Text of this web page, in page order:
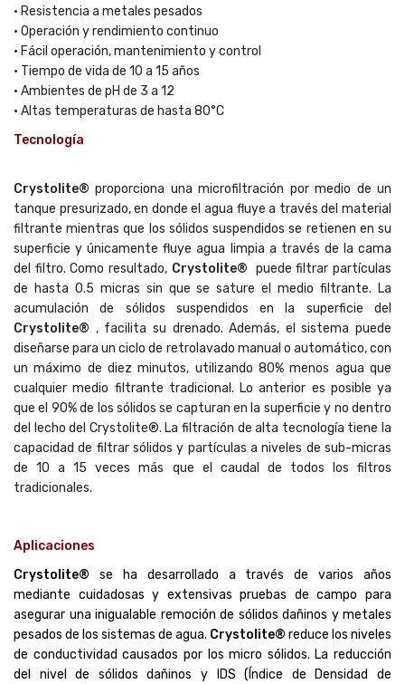
• Resistencia a metales pesados
• Operación y rendimiento continuo
• Fácil operación, mantenimiento y control
• Tiempo de vida de 10 a 15 años
• Ambientes de pH de 3 a 12
• Altas temperaturas de hasta 80°C
Tecnología
Crystolite® proporciona una microfiltración por medio de un
tanque presurizado, en donde el agua fluye a través del material
filtrante mientras que los sólidos suspendidos se retienen en su
superficie y únicamente fluye agua limpia a través de la cama
del filtro. Como resultado, Crystolite® puede filtrar partículas
de hasta 0.5 micras sin que se sature el medio filtrante. La
acumulación de sólidos suspendidos en la superficie del
Crystolite® , facilita su drenado. Además, el sistema puede
diseñarse para un ciclo de retrolavado manual o automático, con
un máximo de diez minutos, utilizando 80% menos agua que
cualquier medio filtrante tradicional. Lo anterior es posible ya
que el 90% de los sólidos se capturan en la superficie y no dentro
del lecho del Crystolite®. La filtración de alta tecnología tiene la
capacidad de filtrar sólidos y partículas a niveles de sub-micras
de 10 a 15 veces más que el caudal de todos los filtros
tradicionales.
Aplicaciones
Crystolite® se ha desarrollado a través de varios años
mediante cuidadosas y extensivas pruebas de campo para
asegurar una inigualable remoción de sólidos dañinos y metales
pesados de los sistemas de agua. Crystolite® reduce los niveles
de conductividad causados por los micro sólidos. La reducción
del nivel de sólidos dañinos y IDS (Índice de Densidad de